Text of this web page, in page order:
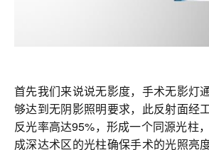
首先我们来说说无影度，手术无影灯
够达到无阴影照明要求，此反射面经
反光率高达95%，形成一个同源光柱
成深达术区的光柱确保手术的光照亮